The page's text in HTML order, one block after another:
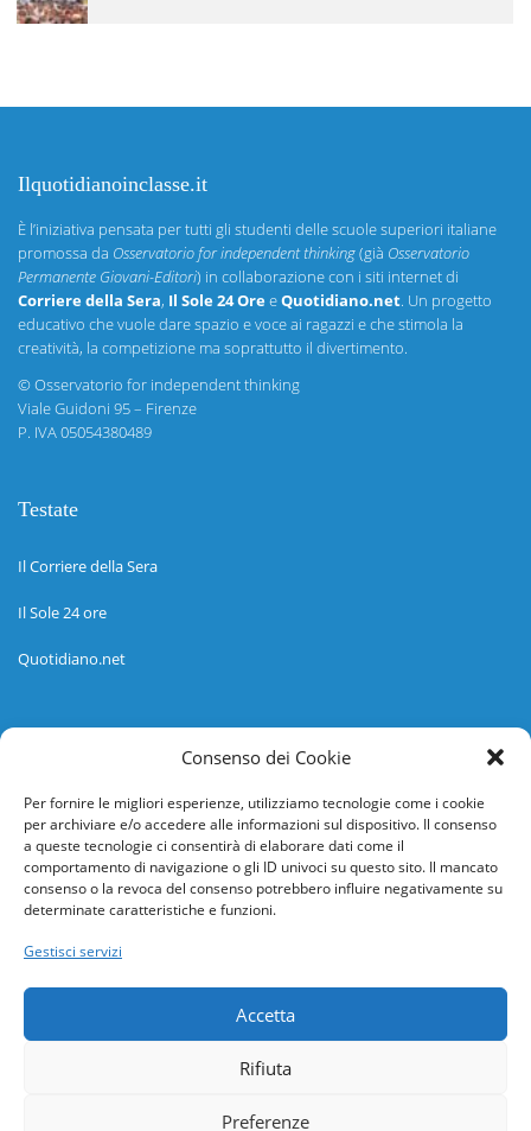
Consenso dei Cookie
Per fornire le migliori esperienze, utilizziamo tecnologie come i cookie
per archiviare e/o accedere alle informazioni sul dispositivo. Il consenso
a queste tecnologie ci consentirà di elaborare dati come il
comportamento di navigazione o gli ID univoci su questo sito. Il mancato
consenso o la revoca del consenso potrebbero influire negativamente su
determinate caratteristiche e funzioni.
Gestisci servizi
Accetta
Rifiuta
Preferenze
Ilquotidianoinclasse.it
È l’iniziativa pensata per tutti gli studenti delle scuole superiori italiane
promossa da Osservatorio for independent thinking(già Osservatorio
Permanente Giovani-Editori) in collaborazione con i siti internet di
Corriere della Sera, Il Sole 24 OreeQuotidiano.net. Un progetto
educativo che vuole dare spazio e voce ai ragazzi e che stimola la
creatività, la competizione ma soprattutto il divertimento.
©Osservatorio for independent thinking
Viale Guidoni 95 – Firenze
P. IVA 05054380489
Testate
Il Corriere della Sera
Il Sole 24 ore
Quotidiano.net
Informazioni
Help desk
Guida rapida